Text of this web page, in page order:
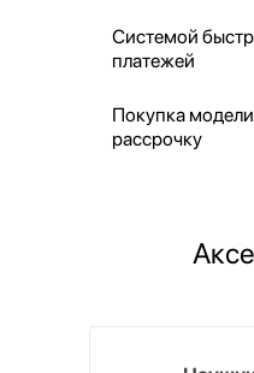
Системой
платежей
Покупка
рассрочку